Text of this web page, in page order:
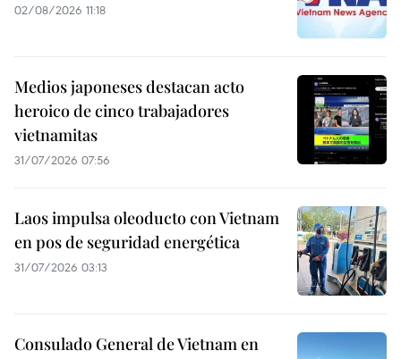
02/08/2026 11:18
Medios japoneses destacan acto
heroico de cinco trabajadores
vietnamitas
31/07/2026 07:56
Laos impulsa oleoducto con Vietnam
en pos de seguridad energética
31/07/2026 03:13
Consulado General de Vietnam en